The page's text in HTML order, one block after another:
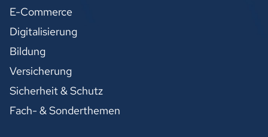
E-Commerce
Digitalisierung
Bildung
Versicherung
Sicherheit & Schutz
Fach- & Sonderthemen